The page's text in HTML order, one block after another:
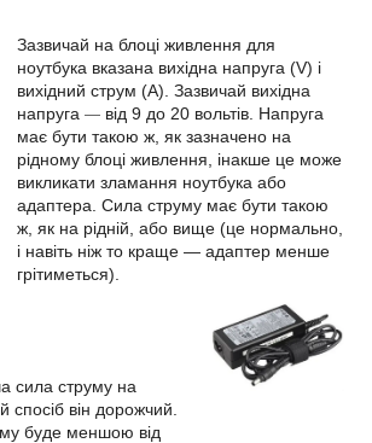
Зазвичай на блоці живлення для
ноутбука вказана вихідна напруга (V) і
вихідний струм (A). Зазвичай вихідна
напруга — від 9 до 20 вольтів. Напруга
має бути такою ж, як зазначено на
рідному блоці живлення, інакше це може
викликати зламання ноутбука або
адаптера. Сила струму має бути такою
ж, як на рідній, або вище (це нормально,
і навіть ніж то краще — адаптер менше
грітиметься).
сила струму на
спосіб він дорожчий.
буде меншою від